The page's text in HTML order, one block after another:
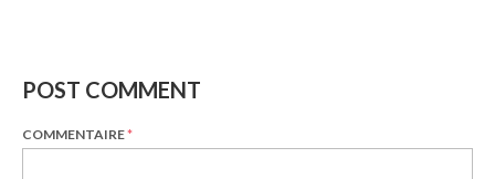
POST COMMENT
COMMENTAIRE*